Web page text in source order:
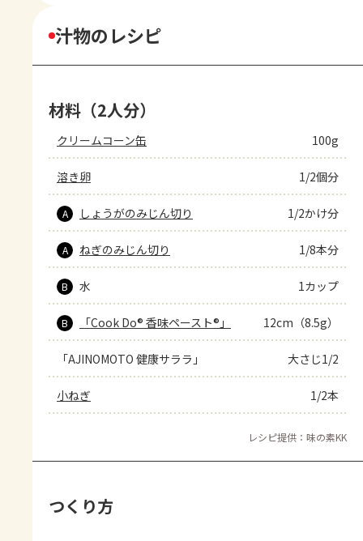
汁物のレシピ
材料（2人分）
クリームコーン缶 100g
溶き卵 1/2個分
A しょうがのみじん切り 1/2かけ分
A ねぎのみじん切り 1/8本分
B 水 1カップ
B 「Cook Do® 香味ペースト®」 12cm（8.5g）
「AJINOMOTO 健康サララ」 大さじ1/2
小ねぎ 1/2本
レシピ提供：味の素KK
つくり方